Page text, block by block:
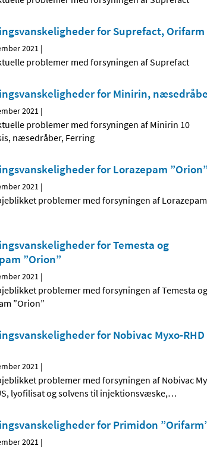
for Suprefact, Orifarm
2021 |
problemer med forsyningen af Suprefact
for Minirin,
2021 |
problemer med forsyningen af Minirin 10
næsedråber, Ferring
for Lorazepam ”Orion”
2021 |
problemer med forsyningen af Lorazepam
for Temesta og
”Orion”
2021 |
problemer med forsyningen af Temesta og
”Orion”
for Nobivac Myxo-RHD
2021 |
problemer med forsyningen af Nobivac
lyofilisat og solvens til injektionsvæske,…
for Primidon
2021 |